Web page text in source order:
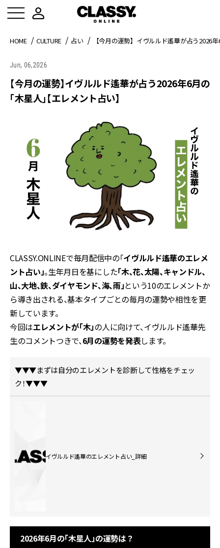
HOME CULTURE 占い 【今月の運勢】イヴルルド遙華が占う2026
Jun, 06,2026
【今月の運勢】イヴルルド遙華が占う2026年6月の
「木星人」【エレメント占い】
CLASSY.ONLINEで毎月配信中の「イヴルルド遙華のエレメ
ント占い」。生年月日を基にした「木、花、太陽、キャンドル、
山、大地、鉄、ダイヤモンド、海、雨」という10のエレメントか
ら導き出される、基本タイプごとの毎月の運勢や相性を更
新しています。
今回はエレメントが「木」の人に向けて、イヴルルド遙華先
生のコメントつきで、6月の運勢を発表します。
▼▼▼まずは自分のエレメントを診断して性格をチェッ
ク！▼▼▼
イヴルルド遙華のエレメント占い_詳細
2026年6月の「木星人」の運勢は？